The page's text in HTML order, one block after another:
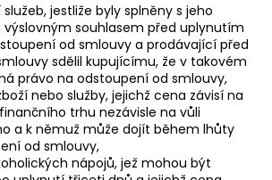
jestliže byly splněny s jeho
souhlasem před uplynutím
od smlouvy a prodávající před
sdělil kupujícímu, že v takovém
právo na odstoupení od smlouvy,
nebo služby, jejichž cena závisí na
trhu nezávisle na vůli
a k němuž může dojít během lhůty
od smlouvy,
nápojů, jež mohou být